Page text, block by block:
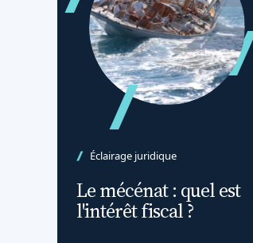
Éclairage juridique
Le mécénat : quel est
l'intérêt fiscal ?